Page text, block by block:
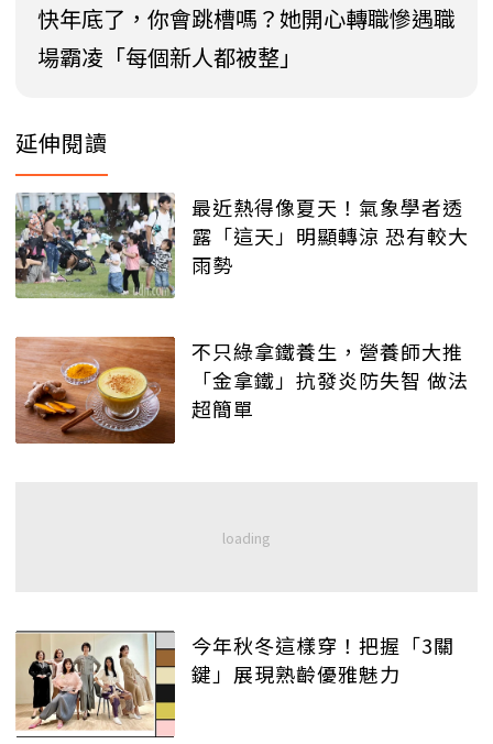
快年底了，你會跳槽嗎？她開心轉職慘遇職
場霸凌「每個新人都被整」
延伸閱讀
最近熱得像夏天！氣象學者透
露「這天」明顯轉涼 恐有較大
雨勢
不只綠拿鐵養生，營養師大推
「金拿鐵」抗發炎防失智 做法
超簡單
今年秋冬這樣穿！把握「3關
鍵」展現熟齡優雅魅力